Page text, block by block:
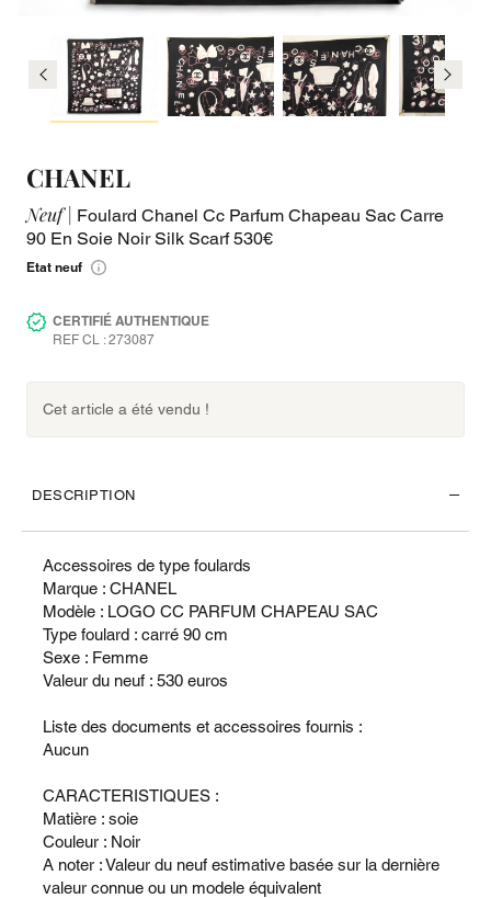
CHANEL
Neuf | Foulard Chanel Cc Parfum Chapeau Sac Carre
90 En Soie Noir Silk Scarf 530€
Etat neuf
CERTIFIÉ AUTHENTIQUE
REF CL : 273087
Cet article a été vendu !
DESCRIPTION
Accessoires de type foulards
Marque : CHANEL
Modèle : LOGO CC PARFUM CHAPEAU SAC
Type foulard : carré 90 cm
Sexe : Femme
Valeur du neuf : 530 euros
Liste des documents et accessoires fournis :
Aucun
CARACTERISTIQUES :
Matière : soie
Couleur : Noir
A noter : Valeur du neuf estimative basée sur la dernière
valeur connue ou un modele équivalent